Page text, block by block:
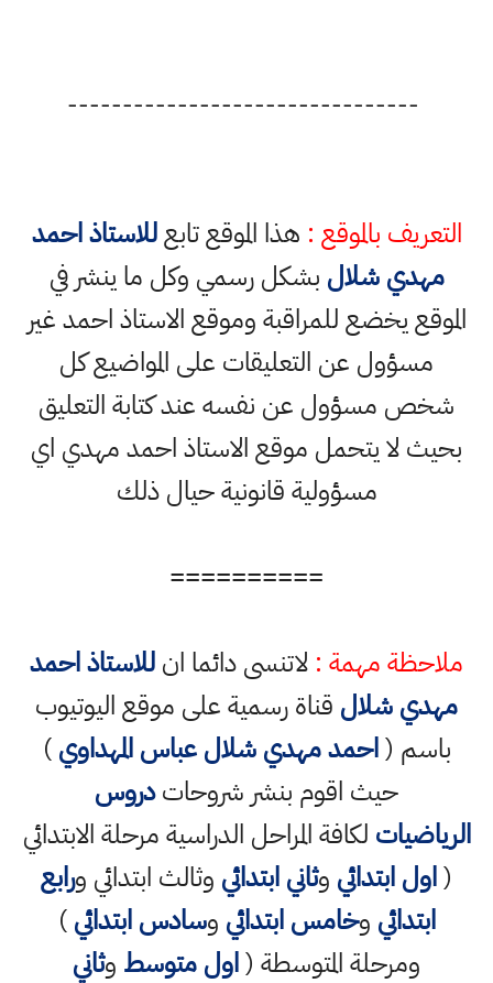
--------------------------------
التعريف بالموقع : هذا الموقع تابعللاستاذ احمد
مهدي شلال بشكل رسمي وكل ما ينشر في
الموقع يخضع للمراقبة وموقع الاستاذ احمد غير
مسؤول عن التعليقات على المواضيع كل
شخص مسؤول عن نفسه عند كتابة التعليق
بحيث لا يتحمل موقع الاستاذ احمد مهدي اي
مسؤولية قانونية حيال ذلك
==========
ملاحظة مهمة : لاتنسى دائما انللاستاذ احمد
مهدي شلال قناة رسمية على موقع اليوتيوب
باسم (احمد مهدي شلال عباس المهداوي)
حيث اقوم بنشر شروحاتدروس
الرياضيات لكافة المراحل الدراسية مرحلة الابتدائي
(اول ابتدائي وثاني ابتدائي وثالث ابتدائي ورابع
ابتدائي وخامس ابتدائي وسادس ابتدائي)
ومرحلة المتوسطة (اول متوسط وثاني